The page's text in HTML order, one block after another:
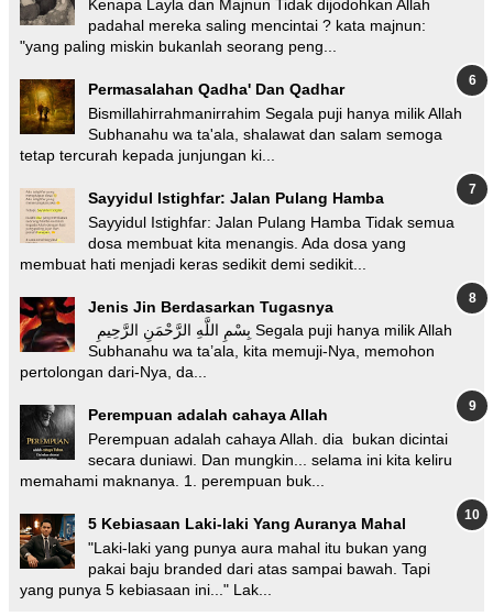
Kenapa Layla dan Majnun Tidak dijodohkan Allah
padahal mereka saling mencintai ? kata majnun:
"yang paling miskin bukanlah seorang peng...
Permasalahan Qadha' Dan Qadhar
Bismillahirrahmanirrahim Segala puji hanya milik Allah
Subhanahu wa ta'ala, shalawat dan salam semoga
tetap tercurah kepada junjungan ki...
Sayyidul Istighfar: Jalan Pulang Hamba
Sayyidul Istighfar: Jalan Pulang Hamba Tidak semua
dosa membuat kita menangis. Ada dosa yang
membuat hati menjadi keras sedikit demi sedikit...
Jenis Jin Berdasarkan Tugasnya
Subhanahu wa ta’ala, kita memuji-Nya, memohon
pertolongan dari-Nya, da...
Perempuan adalah cahaya Allah
Perempuan adalah cahaya Allah. dia bukan dicintai
secara duniawi. Dan mungkin... selama ini kita keliru
memahami maknanya. 1. perempuan buk...
5 Kebiasaan Laki-laki Yang Auranya Mahal
"Laki-laki yang punya aura mahal itu bukan yang
pakai baju branded dari atas sampai bawah. Tapi
yang punya 5 kebiasaan ini..." Lak...